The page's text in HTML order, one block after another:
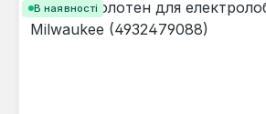
В наявності